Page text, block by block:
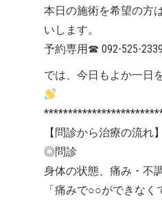
本日の施術を希望の方
いします。
予約専用 ☎ 092-525-2339
では、今日もよか一日
【問診から治療の流れ】
◎問診
身体の状態、痛み・不
「痛みで○○ができなく